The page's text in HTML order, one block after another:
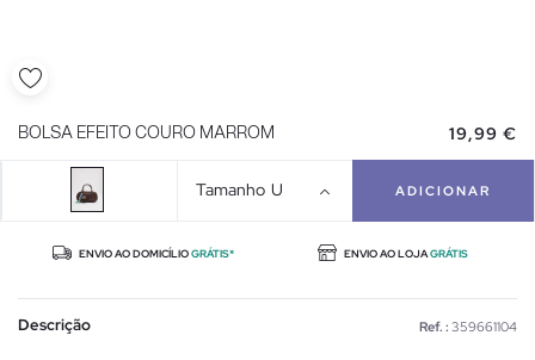
BOLSA EFEITO COURO MARROM 19,99 €
Tamanho U ADICIONAR
ENVIO AO DOMICÍLIOGRÁTIS* ENVIO AO LOJAGRÁTIS
Descrição Ref. : 359661104